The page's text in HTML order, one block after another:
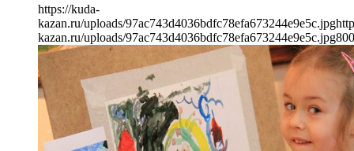
https://kuda-
kazan.ru/uploads/97ac743d4036bdfc78efa673244e9e5c.jpg
kazan.ru/uploads/97ac743d4036bdfc78efa673244e9e5c.jpg800